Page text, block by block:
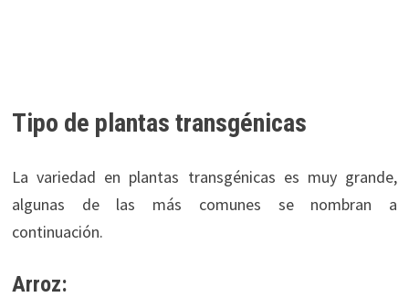
Tipo de plantas transgénicas
La variedad en plantas transgénicas es muy grande,
algunas de las más comunes se nombran a
continuación.
Arroz: